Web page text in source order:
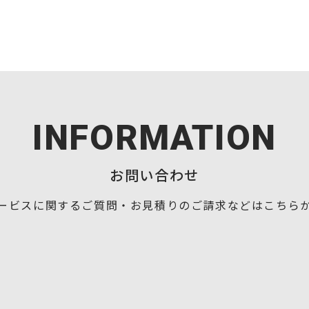
INFORMATION
お問い合わせ
ビスに関するご質問・お見積りの ご請求などはこちら